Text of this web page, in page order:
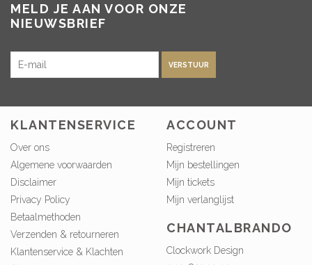
MELD JE AAN VOOR ONZE
NIEUWSBRIEF
VERSTUUR
KLANTENSERVICE
Over ons
Algemene voorwaarden
Disclaimer
Privacy Policy
Betaalmethoden
Verzenden & retourneren
Klantenservice & Klachten
ACCOUNT
Registreren
Mijn bestellingen
Mijn tickets
Mijn verlanglijst
CHANTALBRANDO
Clockwork Design